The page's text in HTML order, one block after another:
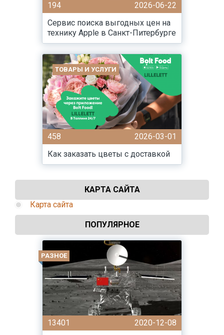
194
2026-06-22
Сервис поиска выгодных цен на
технику Apple в Санкт-Питербурге
ТОВАРЫ И УСЛУГИ
458
2026-03-01
Как заказать цветы с доставкой
КАРТА САЙТА
Карта сайта
ПОПУЛЯРНОЕ
РАЗНОЕ
13401
2020-12-08